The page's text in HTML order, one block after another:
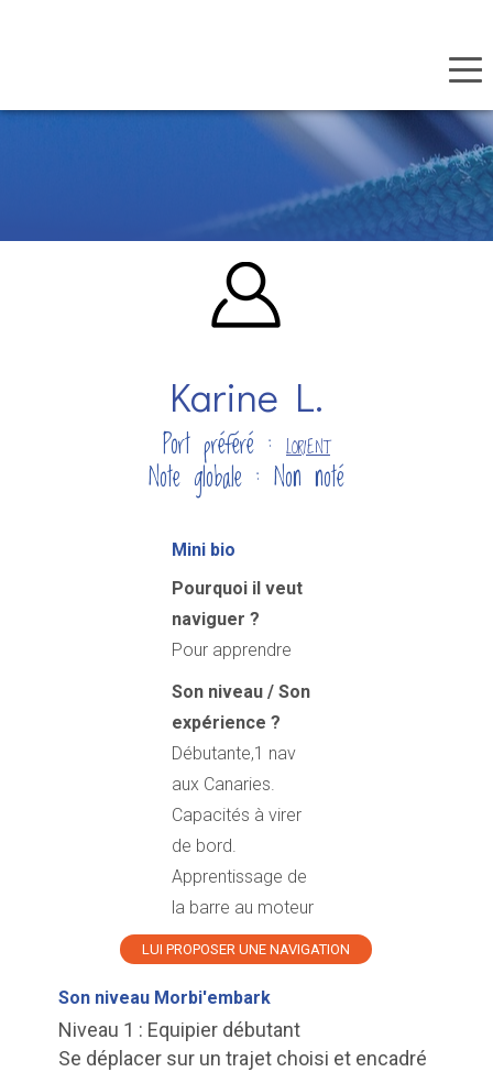
Karine L.
Port préféré : LORIENT
Note globale : Non noté
Mini bio
Pourquoi il veut
naviguer ?
Pour apprendre
Son niveau / Son
expérience ?
Débutante,1 nav
aux Canaries.
Capacités à virer
de bord.
Apprentissage de
la barre au moteur
LUI PROPOSER UNE NAVIGATION
Son niveau Morbi'embark
Niveau 1 : Equipier débutant
Se déplacer sur un trajet choisi et encadré